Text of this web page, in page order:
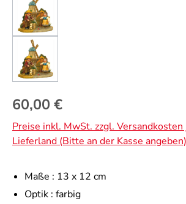
Regulärer Preis:
60,00 €
Preise inkl. MwSt. zzgl. Versandkosten
Lieferland (Bitte an der Kasse angeben)
Maße : 13 x 12 cm
Optik : farbig